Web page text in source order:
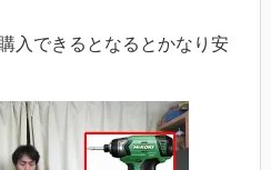
入できるとなるとかなり安